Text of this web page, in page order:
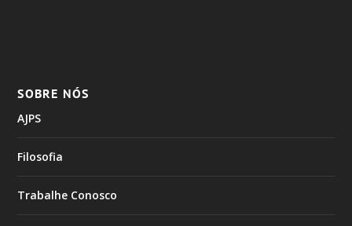
SOBRE NÓS
AJPS
Filosofia
Trabalhe Conosco